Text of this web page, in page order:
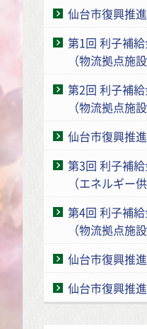
仙台市復興推
第1回 利子補
（物流拠点施設
第2回 利子補
（物流拠点施設
仙台市復興推
第3回 利子補
（エネルギー
第4回 利子補
（物流拠点施設
仙台市復興推
仙台市復興推